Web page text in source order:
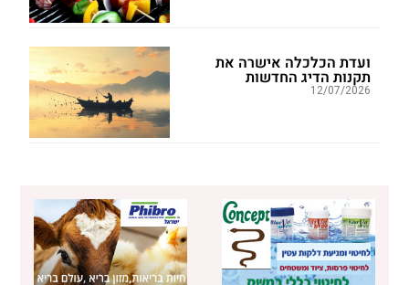
ועדת הכלכלה אישרה את
תקנות הדיג החדשות
12/07/2026